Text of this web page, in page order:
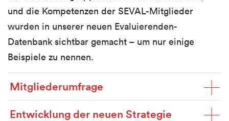
und die Kompetenzen der SEVAL-Mitglieder
wurden in unserer neuen Evaluierenden-
Datenbank sichtbar gemacht – um nur einige
Beispiele zu nennen.
Mitgliederumfrage
Entwicklung der neuen Strategie